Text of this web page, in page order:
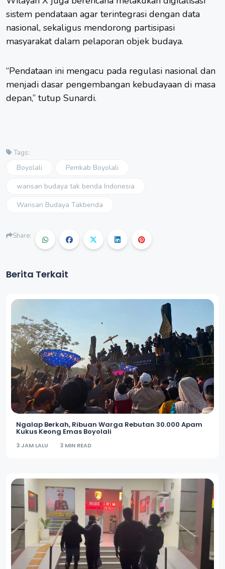
sistem pendataan agar terintegrasi dengan data
nasional, sekaligus mendorong partisipasi
masyarakat dalam pelaporan objek budaya.
“Pendataan ini mengacu pada regulasi nasional dan
menjadi dasar pengembangan kebudayaan di masa
depan,” tutup Sunardi.
Tags:
Boyolali
Pemkab Boyolali
warisan budaya tak benda Indonesia
Warisan Budaya Takbenda
Share:
Berita Terkait
Ngalap Berkah, Ribuan Warga Rebutan 30.000 Apam
Kukus Keong Emas Boyolali
3 JAM LALU 3 MIN READ